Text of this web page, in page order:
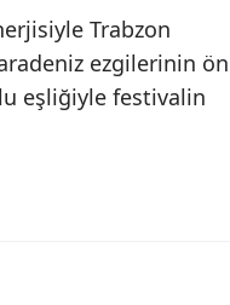
Trabzon
ezgilerinin ön
eşliğiyle festivalin